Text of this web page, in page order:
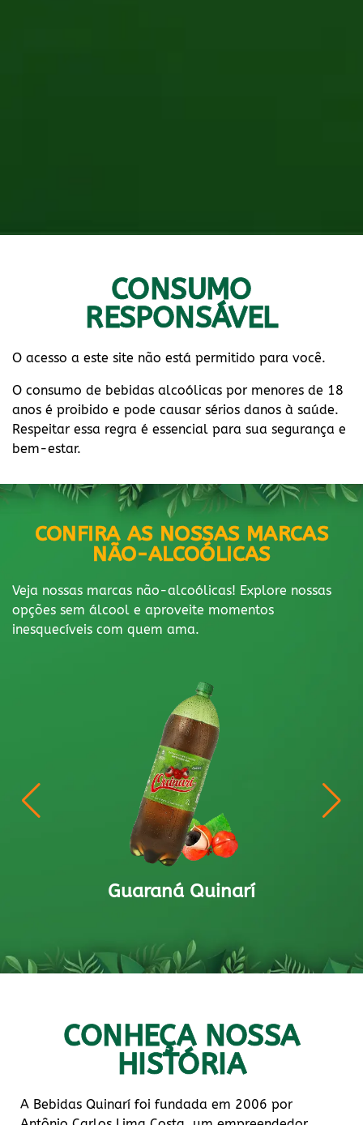
CONSUMO
RESPONSÁVEL
O acesso a este site não está permitido para você.
O consumo de bebidas alcoólicas por menores de 18
anos é proibido e pode causar sérios danos à saúde.
Respeitar essa regra é essencial para sua segurança e
bem-estar.
CONFIRA AS NOSSAS MARCAS
NÃO-ALCOÓLICAS
Veja nossas marcas não-alcoólicas! Explore nossas
opções sem álcool e aproveite momentos
inesquecíveis com quem ama.
Guaraná Quinarí Zero
CONHEÇA NOSSA
HISTÓRIA
A Bebidas Quinarí foi fundada em 2006 por